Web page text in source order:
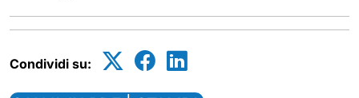
Condividi su: